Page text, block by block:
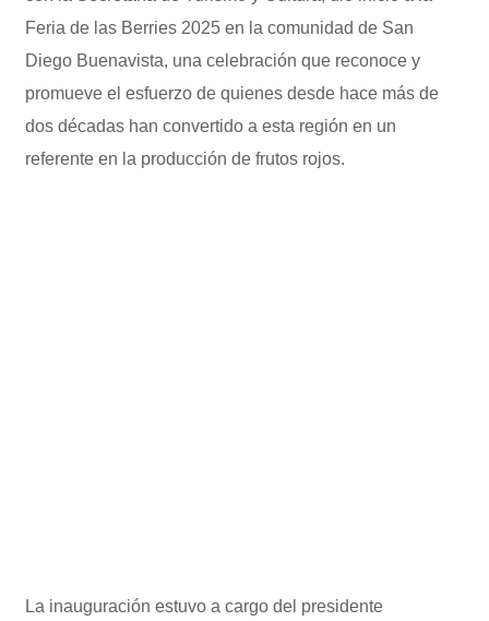
Feria de las Berries 2025 en la comunidad de San
Diego Buenavista, una celebración que reconoce y
promueve el esfuerzo de quienes desde hace más de
dos décadas han convertido a esta región en un
referente en la producción de frutos rojos.
La inauguración estuvo a cargo del presidente